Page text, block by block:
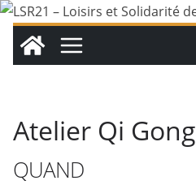
Passer
contenu
Atelier Qi Gong
QUAND